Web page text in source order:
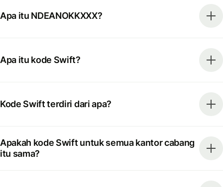
Apa itu NDEANOKKXXX?
Apa itu kode Swift?
Kode Swift terdiri dari apa?
Apakah kode Swift untuk semua kantor cabang
itu sama?